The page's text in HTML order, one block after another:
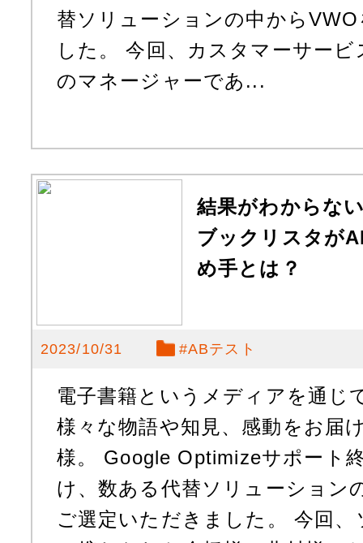
替ソリューションの中から
した。 今回、カスタマーサー
のマネージャーであ...
結果がわからな
ブックリスタが
め手とは？
2023/10/31 #ABテスト
電子書籍というメディアを通じ
様々な物語や知見、感動をお届
様。 Google Optimizeサポート
け、数ある代替ソリューション
ご選定いただきました。 今回